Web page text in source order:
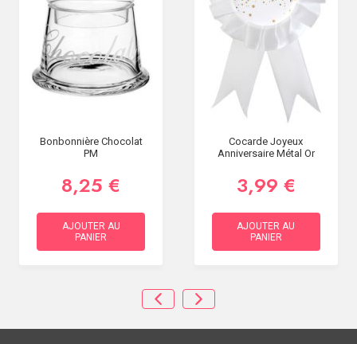
Bonbonnière Chocolat
PM
8,25 €
AJOUTER AU
PANIER
Cocarde Joyeux
Anniversaire Métal Or
3,99 €
AJOUTER AU
PANIER